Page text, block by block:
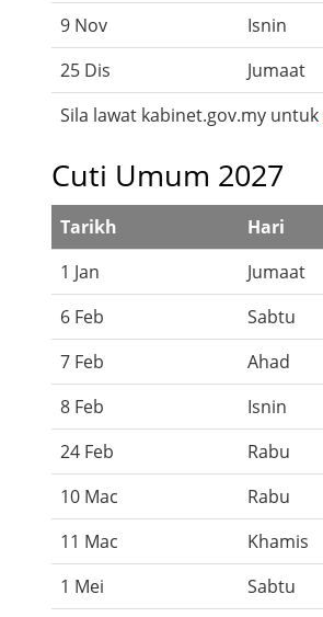
9 Nov
Isnin
25 Dis
Jumaat
Sila lawat kabinet.gov.my untuk
Cuti Umum 2027
Tarikh Hari
1 Jan
Jumaat
6 Feb
Sabtu
7 Feb
Ahad
8 Feb
Isnin
24 Feb
Rabu
10 Mac
Rabu
11 Mac
Khamis
1 Mei
Sabtu